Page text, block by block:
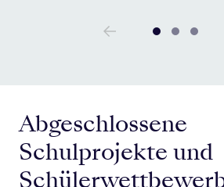
Abgeschlossene
Schulprojekte und